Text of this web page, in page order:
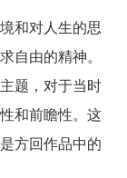
和对人生的思
自由的精神。
题，对于当时
和前瞻性。这
方回作品中的